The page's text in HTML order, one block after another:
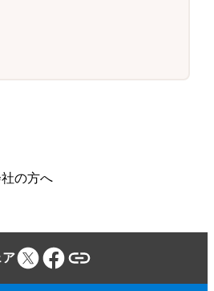
の方へ
ア